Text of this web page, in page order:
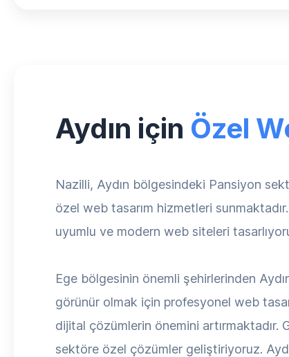
Aydın için Özel
Nazilli, Aydın bölgesindeki Pansiyon
özel web tasarım hizmetleri
uyumlu ve modern web siteleri
Ege bölgesinin önemli şehirlerinden
görünür olmak için profesyonel web
dijital çözümlerin önemini artırmaktadır.
sektöre özel çözümler geliştiriyoruz.